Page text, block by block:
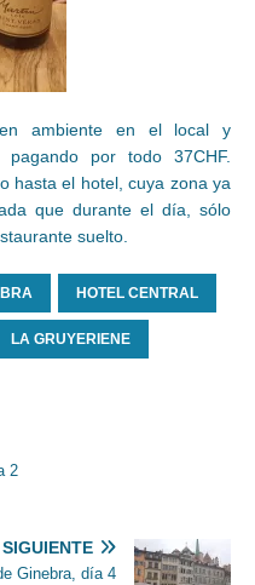
ambiente en el local y
por todo 37CHF.
hasta el hotel, cuya zona ya
que durante el día, sólo
suelto.
HOTEL CENTRAL
LA GRUYERIENE
2
SIGUIENTE
Ginebra, día 4